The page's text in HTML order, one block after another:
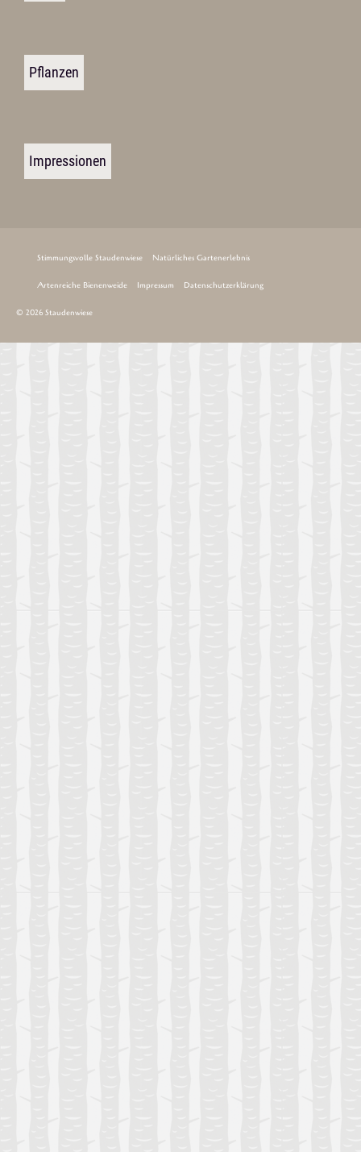
Pflanzen
Impressionen
Stimmungsvolle Staudenwiese Natürliches Gartenerlebnis
Artenreiche Bienenweide Impressum Datenschutzerklärung
© 2026 Staudenwiese